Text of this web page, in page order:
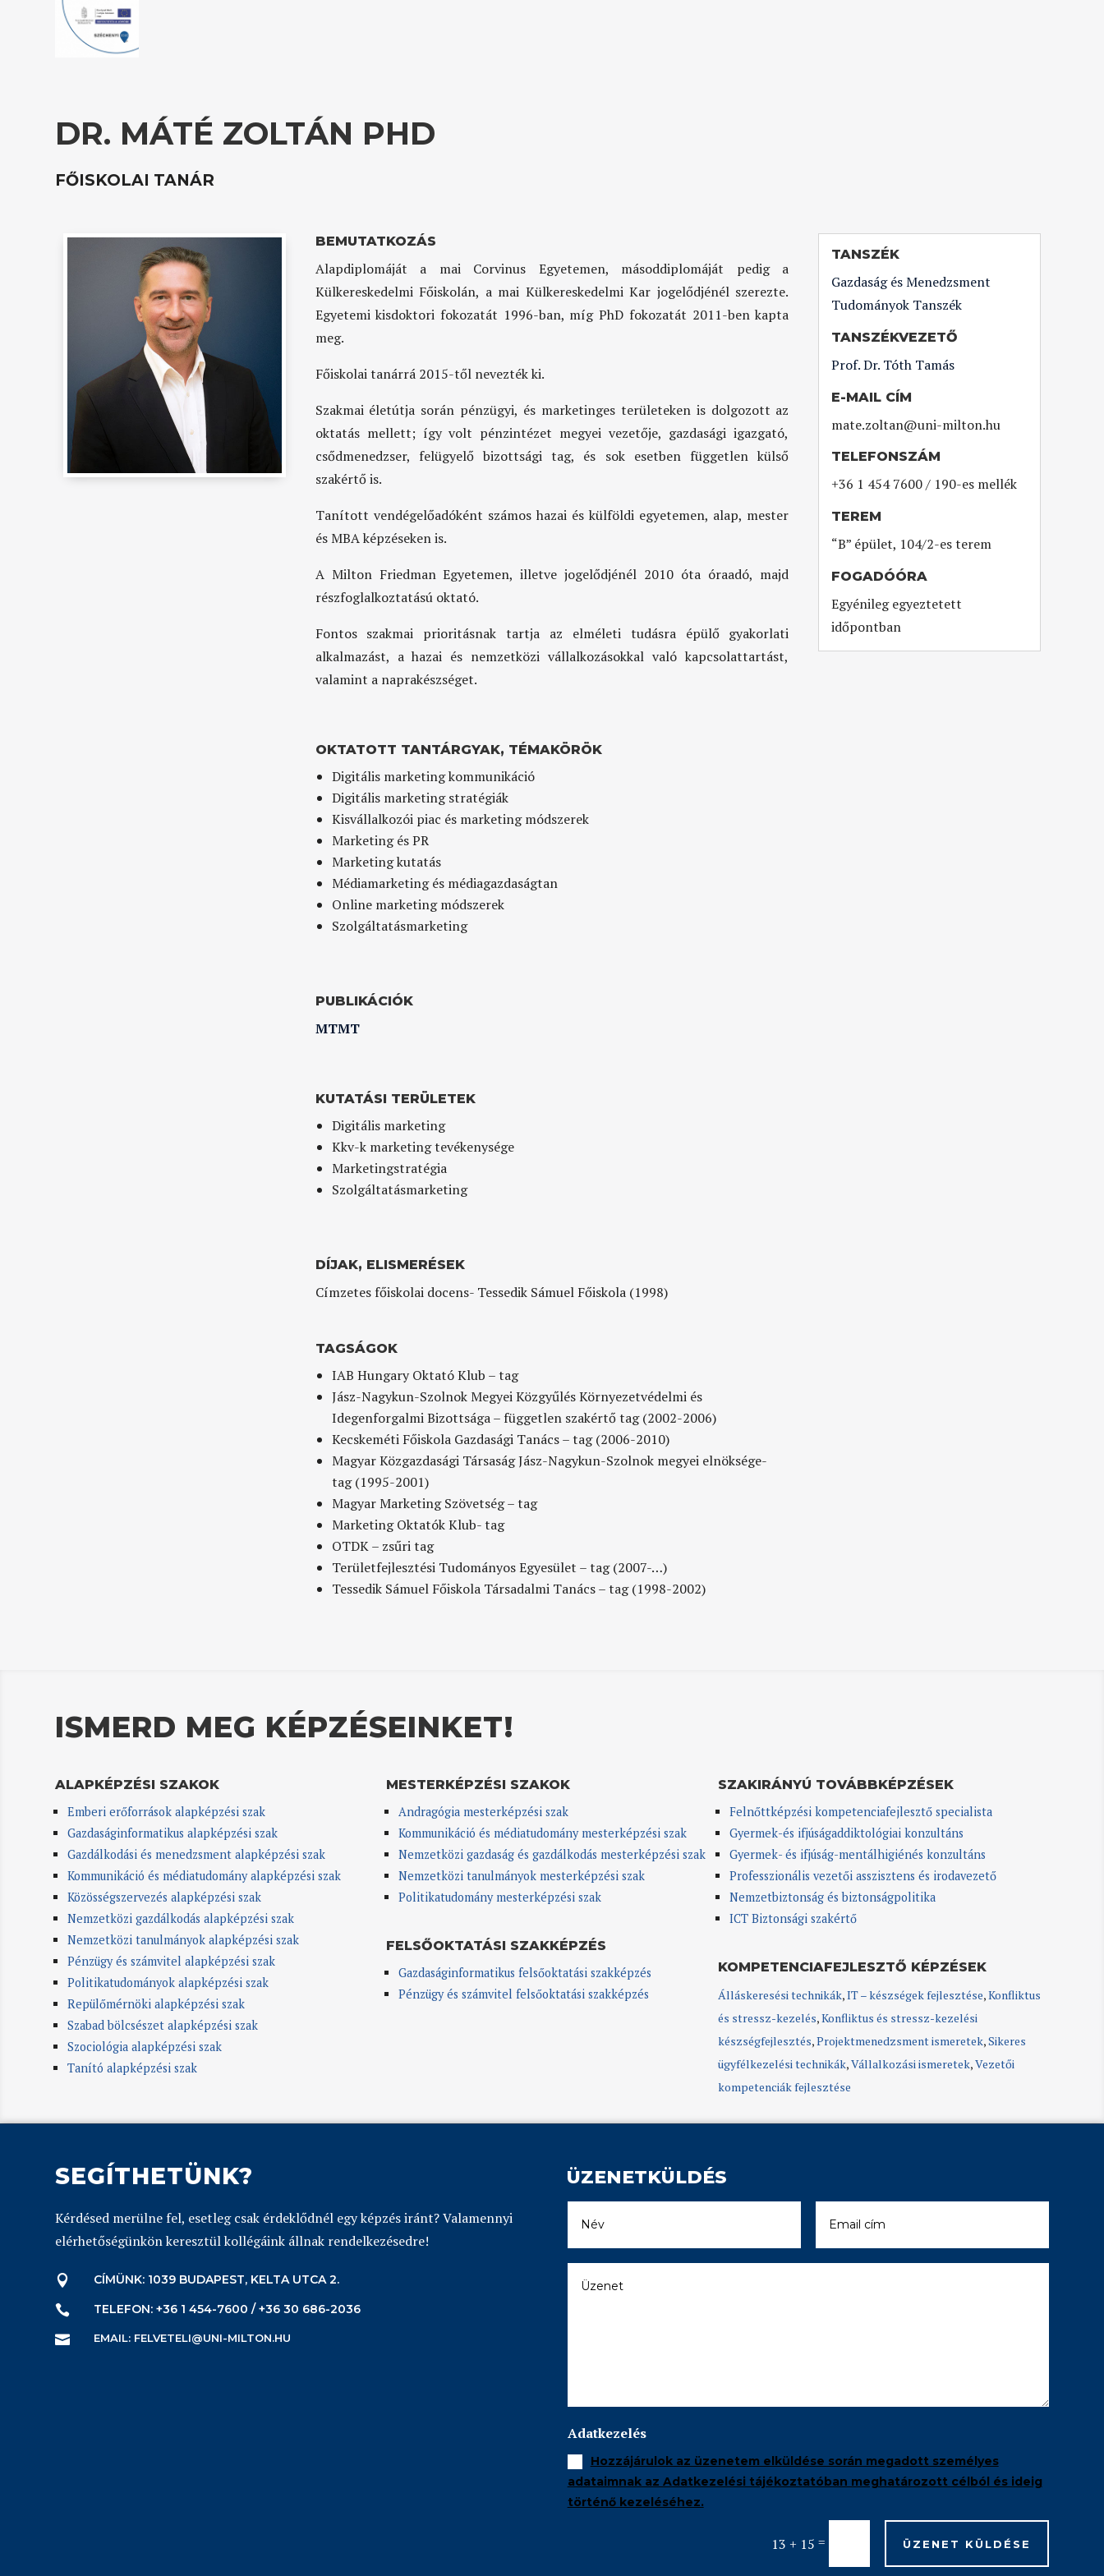
DR. MÁTÉ ZOLTÁN PHD
FŐISKOLAI TANÁR
BEMUTATKOZÁS
Alapdiplomáját a mai Corvinus Egyetemen, másoddiplomáját pedig a
Külkereskedelmi Főiskolán, a mai Külkereskedelmi Kar jogelődjénél szerezte.
Egyetemi kisdoktori fokozatát 1996-ban, míg PhD fokozatát 2011-ben kapta
meg.
Főiskolai tanárrá 2015-től nevezték ki.
Szakmai életútja során pénzügyi, és marketinges területeken is dolgozott az
oktatás mellett; így volt pénzintézet megyei vezetője, gazdasági igazgató,
csődmenedzser, felügyelő bizottsági tag, és sok esetben független külső
szakértő is.
Tanított vendégelőadóként számos hazai és külföldi egyetemen, alap, mester
és MBA képzéseken is.
A Milton Friedman Egyetemen, illetve jogelődjénél 2010 óta óraadó, majd
részfoglalkoztatású oktató.
Fontos szakmai prioritásnak tartja az elméleti tudásra épülő gyakorlati
alkalmazást, a hazai és nemzetközi vállalkozásokkal való kapcsolattartást,
valamint a naprakészséget.
OKTATOTT TANTÁRGYAK, TÉMAKÖRÖK
Digitális marketing kommunikáció
Digitális marketing stratégiák
Kisvállalkozói piac és marketing módszerek
Marketing és PR
Marketing kutatás
Médiamarketing és médiagazdaságtan
Online marketing módszerek
Szolgáltatásmarketing
PUBLIKÁCIÓK
MTMT
KUTATÁSI TERÜLETEK
Digitális marketing
Kkv-k marketing tevékenysége
Marketingstratégia
Szolgáltatásmarketing
DÍJAK, ELISMERÉSEK
Címzetes főiskolai docens- Tessedik Sámuel Főiskola (1998)
TAGSÁGOK
IAB Hungary Oktató Klub – tag
Jász-Nagykun-Szolnok Megyei Közgyűlés Környezetvédelmi és
Idegenforgalmi Bizottsága – független szakértő tag (2002-2006)
Kecskeméti Főiskola Gazdasági Tanács – tag (2006-2010)
Magyar Közgazdasági Társaság Jász-Nagykun-Szolnok megyei elnöksége-
tag (1995-2001)
Magyar Marketing Szövetség – tag
Marketing Oktatók Klub- tag
OTDK – zsűri tag
Területfejlesztési Tudományos Egyesület – tag (2007-…)
Tessedik Sámuel Főiskola Társadalmi Tanács – tag (1998-2002)
TANSZÉK
Gazdaság és Menedzsment
Tudományok Tanszék
TANSZÉKVEZETŐ
Prof. Dr. Tóth Tamás
E-MAIL CÍM
mate.zoltan@uni-milton.hu
TELEFONSZÁM
+36 1 454 7600 / 190-es mellék
TEREM
“B” épület, 104/2-es terem
FOGADÓÓRA
Egyénileg egyeztetett
időpontban
ISMERD MEG KÉPZÉSEINKET!
ALAPKÉPZÉSI SZAKOK
Emberi erőforrások alapképzési szak
Gazdaságinformatikus alapképzési szak
Gazdálkodási és menedzsment alapképzési szak
Kommunikáció és médiatudomány alapképzési szak
Közösségszervezés alapképzési szak
Nemzetközi gazdálkodás alapképzési szak
Nemzetközi tanulmányok alapképzési szak
Pénzügy és számvitel alapképzési szak
Politikatudományok alapképzési szak
Repülőmérnöki alapképzési szak
Szabad bölcsészet alapképzési szak
Szociológia alapképzési szak
Tanító alapképzési szak
MESTERKÉPZÉSI SZAKOK
Andragógia mesterképzési szak
Kommunikáció és médiatudomány mesterképzési szak
Nemzetközi gazdaság és gazdálkodás mesterképzési szak
Nemzetközi tanulmányok mesterképzési szak
Politikatudomány mesterképzési szak
FELSŐOKTATÁSI SZAKKÉPZÉS
Gazdaságinformatikus felsőoktatási szakképzés
Pénzügy és számvitel felsőoktatási szakképzés
SZAKIRÁNYÚ TOVÁBBKÉPZÉSEK
Felnőttképzési kompetenciafejlesztő specialista
Gyermek-és ifjúságaddiktológiai konzultáns
Gyermek- és ifjúság-mentálhigiénés konzultáns
Professzionális vezetői asszisztens és irodavezető
Nemzetbiztonság és biztonságpolitika
ICT Biztonsági szakértő
KOMPETENCIAFEJLESZTŐ KÉPZÉSEK
Álláskeresési technikák,IT – készségek fejlesztése,Konfliktus
és stressz-kezelés,Konfliktus és stressz-kezelési
készségfejlesztés,Projektmenedzsment ismeretek,Sikeres
ügyfélkezelési technikák,Vállalkozási ismeretek,Vezetői
kompetenciák fejlesztése
SEGÍTHETÜNK?
Kérdésed merülne fel, esetleg csak érdeklődnél egy képzés iránt? Valamennyi
elérhetőségünkön keresztül kollégáink állnak rendelkezésedre!
 CÍMÜNK: 1039 BUDAPEST, KELTA UTCA 2.
 TELEFON: +36 1 454-7600 / +36 30 686-2036
 EMAIL: FELVETELI@UNI-MILTON.HU
ÜZENETKÜLDÉS
Adatkezelés
Hozzájárulok az üzenetem elküldése során megadott személyes
adataimnak az Adatkezelési tájékoztatóban meghatározott célból és ideig
történő kezeléséhez.
13 + 15 = ÜZENET KÜLDÉSE